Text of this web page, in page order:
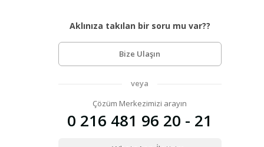
Aklınıza takılan bir soru mu var??
Bize Ulaşın
veya
Çözüm Merkezimizi arayın
0 216 481 96 20 - 21